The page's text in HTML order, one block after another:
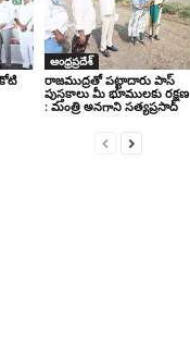
ఆంధ్రప్రదేశ్
రాజముద్రతో పట్టాదారు పాస్
పుస్తకాలు మీ భూములకు రక్షణ
: మంత్రి అనగాని సత్యప్రసాద్